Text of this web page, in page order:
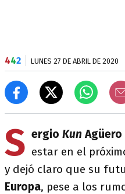
442 LUNES 27 DE ABRIL DE 2020
S ergio KunAgüero
estar en el
y dejó claro que su
Europa, pese a los